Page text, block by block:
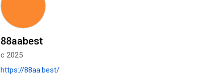
88aabest
с 2025
https://88aa.best/